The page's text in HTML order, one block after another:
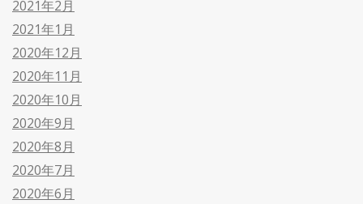
2021年2月
2021年1月
2020年12月
2020年11月
2020年10月
2020年9月
2020年8月
2020年7月
2020年6月